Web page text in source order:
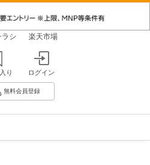
ラシ 楽天市場
り ログイン
無料会員登録